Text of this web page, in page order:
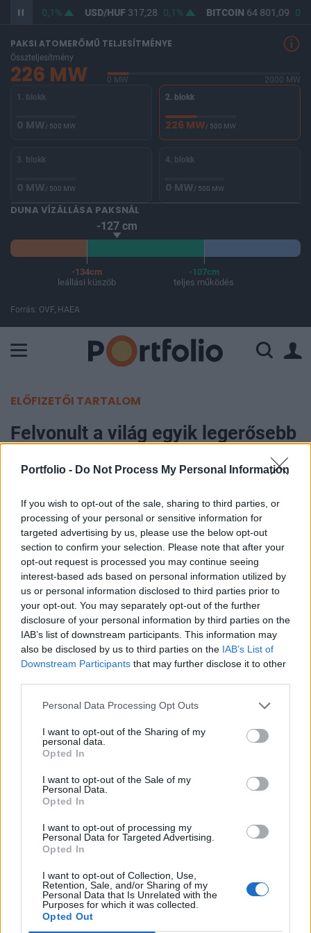
Portfolio - Do Not Process My Personal Information
If you wish to opt-out of the sale, sharing to third parties, or
processing of your personal or sensitive information for
targeted advertising by us, please use the below opt-out
section to confirm your selection. Please note that after your
opt-out request is processed you may continue seeing
interest-based ads based on personal information utilized by
us or personal information disclosed to third parties prior to
your opt-out. You may separately opt-out of the further
disclosure of your personal information by third parties on the
IAB’s list of downstream participants. This information may
also be disclosed by us to third parties on the IAB’s List of
Downstream Participants that may further disclose it to other
Personal Data Processing Opt Outs
I want to opt-out of the Sharing of my
personal data.
Opted In
I want to opt-out of the Sale of my
Personal Data.
Opted In
I want to opt-out of processing my
Personal Data for Targeted Advertising.
Opted In
I want to opt-out of Collection, Use,
Retention, Sale, and/or Sharing of my
Personal Data that Is Unrelated with the
Purposes for which it was collected.
Opted Out
365,77 0,1% USD/HUF317,28 0,1% BITCOIN64 801,09
PAKSI ATOMERŐMŰ TELJESÍTMÉNYE
Összteljesítmény
226 MW 0 MW
2000 MW
1. blokk
0 MW/ 500 MW
2. blokk
226 MW/ 500 MW
3. blokk
0 MW/ 500 MW
4. blokk
0 MW/ 500 MW
DUNA VÍZÁLLÁSA PAKSNÁL
-127 cm
-134cm
leállási küszöb
-107cm
teljes működés
Forrás: OVF, HAEA
ELŐFIZETŐI TARTALOM
Felvonult a világ egyik legerősebb
Amerika csak nézi az
eseményeket
Portfolio
2025. december 30. 09:06
Immár második napja tart a hadgyakorlat Tajvan
körül Kína partjainál, amelyen éleslövészeti
rakétateszteket is végrehajtanak – írja a Japan
Times.
2025 év végére Kína ismételten hadgyakorlatot hajt végre a
Tajvan körüli vizeken, gyakorlatilag teljesen körülzárva a
szigetet. Lényegében ez is a célja a műveletnek, a „kvázi
katonai invázió esetén a térségi partnerektől, illetve az
Egyesült Államoktól érkezhetne. Li Hszi főkapitány, a Keleti
A keresett cikk a portfolio.hu hírarchívumához
tartozik, melynek olvasása előfizetéses
regisztrációhoz kötött.
Az előfizetés a következőket tartalmazza:
Portfolio.hu teljes cikkarchívum